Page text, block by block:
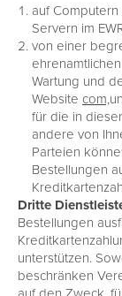
auf
Servern im
von einer
Wartung und
Website com,
für die in
andere von
Parteien
Bestellungen
Dritte
Bestellungen
unterstützen.
beschränken